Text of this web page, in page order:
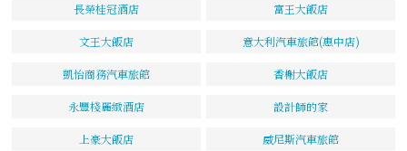
長榮桂冠酒店 富王大飯店
文王大飯店 意大利汽車旅館(惠中店)
凱怡商務汽車旅館 香榭大飯店
永豐棧麗緻酒店 設計師的家
上豪大飯店 威尼斯汽車旅館